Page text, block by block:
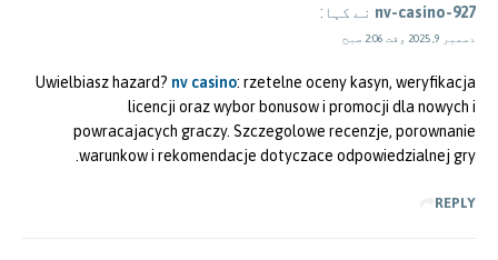
nv-casino-927 نے کہا:
دسمبر 9, 2025 وقت 2:06 صبح
Uwielbiasz hazard? nv casino: rzetelne oceny kasyn, weryfikacja
licencji oraz wybor bonusow i promocji dla nowych i
powracajacych graczy. Szczegolowe recenzje, porownanie
warunkow i rekomendacje dotyczace odpowiedzialnej gry.
REPLY